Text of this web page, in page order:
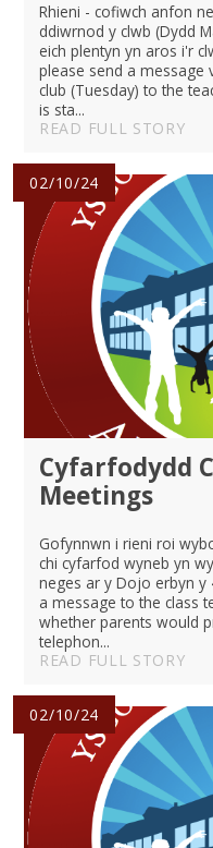
Rhieni - cofiwch anfon
ddiwrnod y clwb (Dydd
eich plentyn yn aros i'r
please send a
club (Tuesday) to the
is sta...
READ FULL STORY
02/10/24
Cyfarfodydd
Meetings
Gofynnwn i rieni roi
chi cyfarfod wyneb yn
neges ar y Dojo erbyn
a message to the class
whether parents would
telephon...
READ FULL STORY
02/10/24